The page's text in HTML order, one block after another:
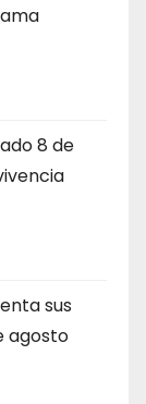
8 de
sus
agosto